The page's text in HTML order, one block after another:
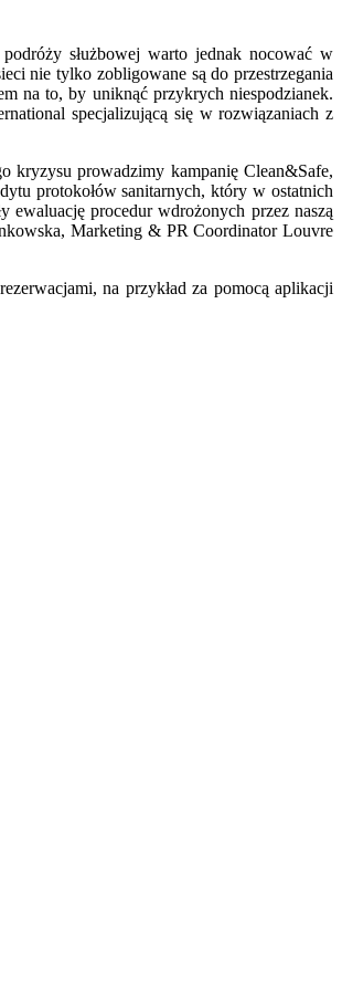
służbowej warto jednak nocować w
nie tylko zobligowane są do przestrzegania
na to, by uniknąć przykrych niespodzianek.
specjalizującą się w rozwiązaniach z
kryzysu prowadzimy kampanię Clean&Safe,
protokołów sanitarnych, który w ostatnich
ewaluację procedur wdrożonych przez naszą
Marketing & PR Coordinator Louvre
na przykład za pomocą aplikacji